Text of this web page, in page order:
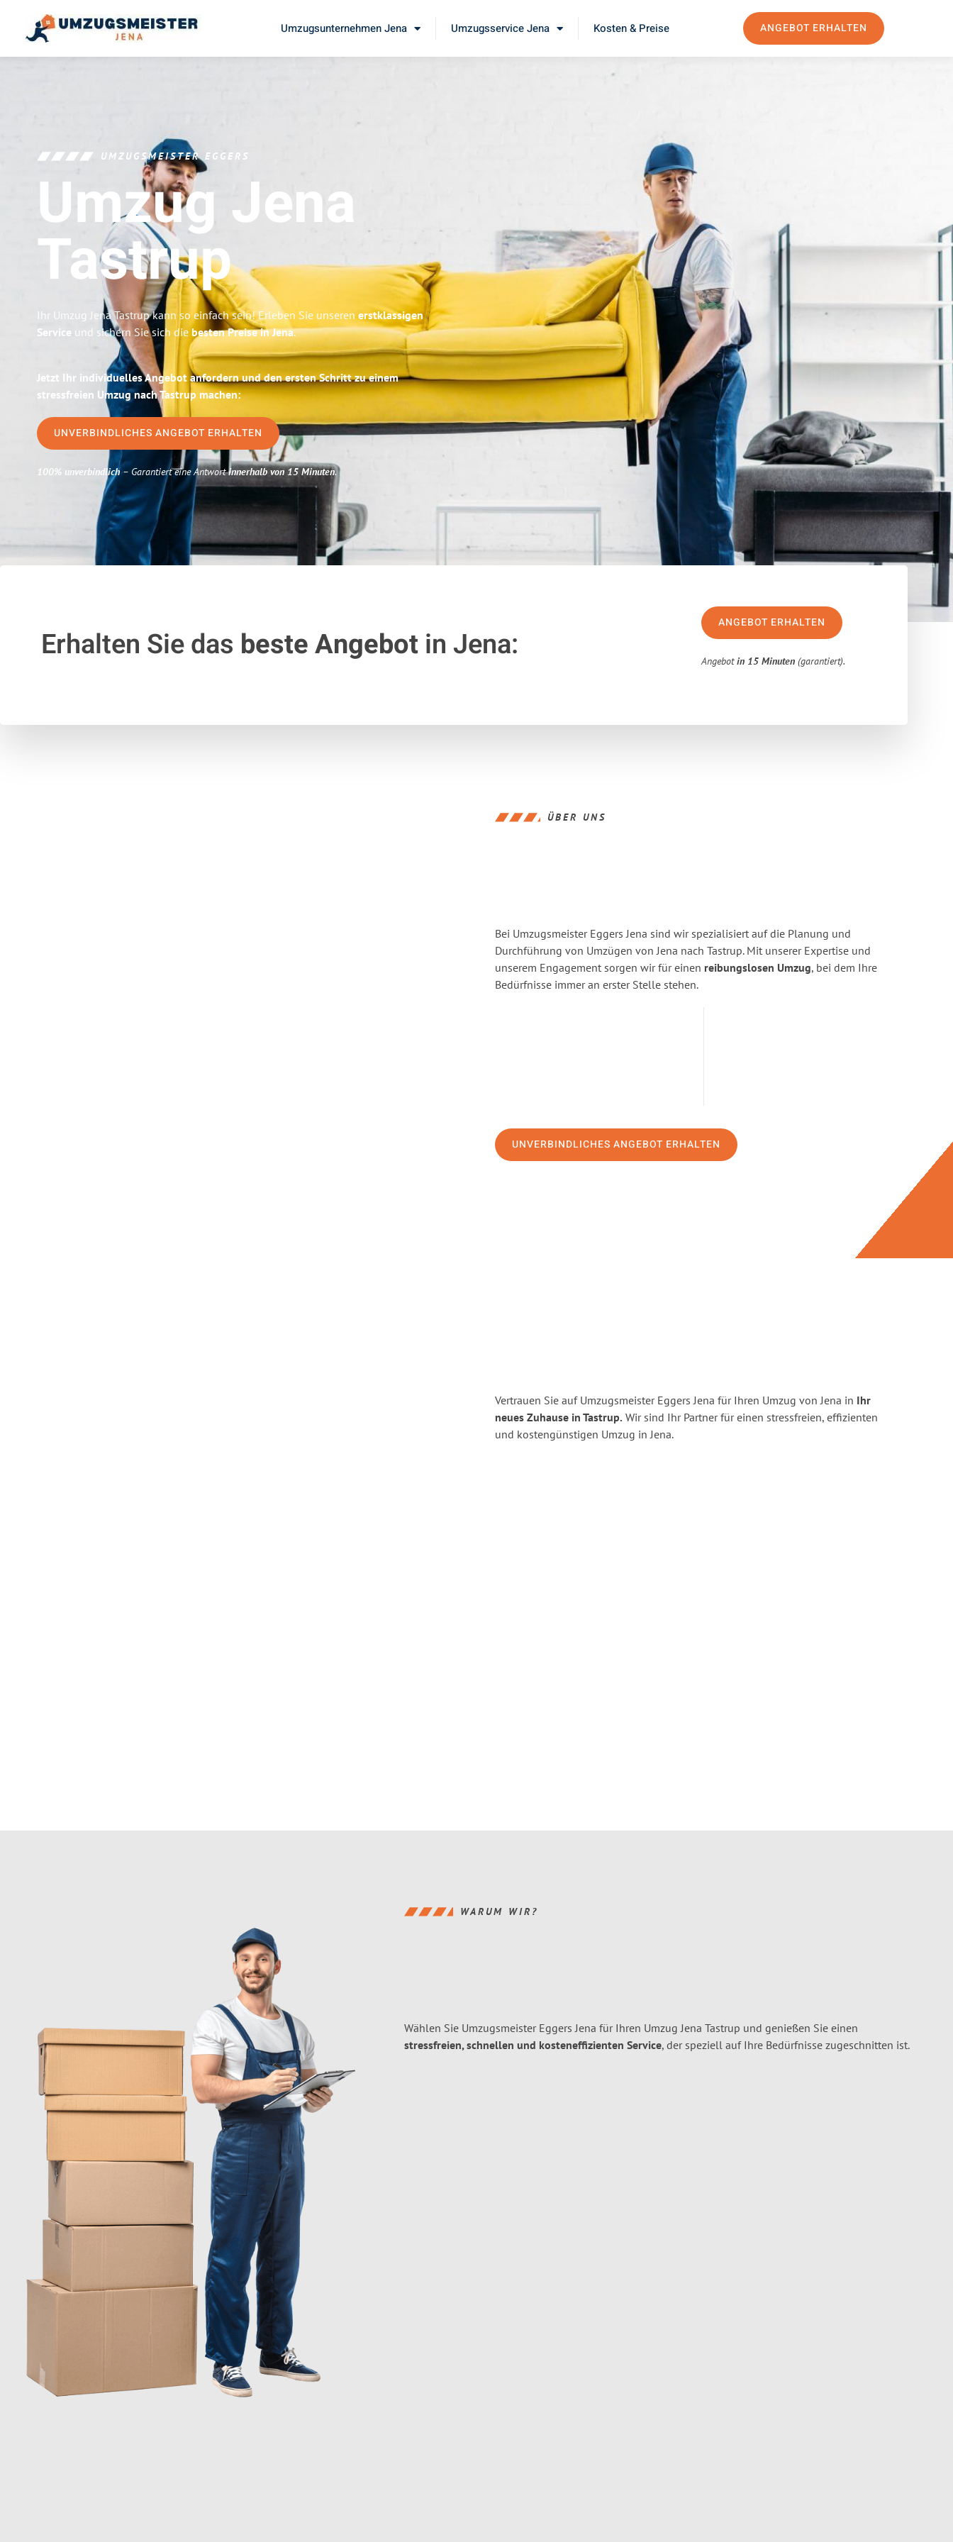
Umzugsunternehmen Jena Umzugsservice Jena Kosten & Preise ANGEBOT ERHALTEN
UMZUGSMEISTER EGGERS
Umzug Jena
Tastrup
Ihr Umzug Jena Tastrup kann so einfach sein! Erleben Sie unseren erstklassigen
Service und sichern Sie sich die besten Preise in Jena.
Jetzt Ihr individuelles Angebot anfordern und den ersten Schritt zu einem
stressfreien Umzug nach Tastrup machen:
UNVERBINDLICHES ANGEBOT ERHALTEN
100% unverbindlich– Garantiert eine Antwortinnerhalb von 15 Minuten.
Erhalten Sie das beste Angebotin Jena:
ANGEBOT ERHALTEN
Angebotin 15 Minuten (garantiert).
ÜBER UNS
Bei Umzugsmeister Eggers Jena sind wir spezialisiert auf die Planung und
Durchführung von Umzügen von Jena nach Tastrup. Mit unserer Expertise und
unserem Engagement sorgen wir für einen reibungslosen Umzug, bei dem Ihre
Bedürfnisse immer an erster Stelle stehen.
UNVERBINDLICHES ANGEBOT ERHALTEN
Vertrauen Sie auf Umzugsmeister Eggers Jena für Ihren Umzug von Jena in Ihr
neues Zuhause in Tastrup. Wir sind Ihr Partner für einen stressfreien, effizienten
und kostengünstigen Umzug in Jena.
WARUM WIR?
Wählen Sie Umzugsmeister Eggers Jena für Ihren Umzug Jena Tastrup und genießen Sie einen
stressfreien, schnellen und kosteneffizienten Service, der speziell auf Ihre Bedürfnisse zugeschnitten ist.